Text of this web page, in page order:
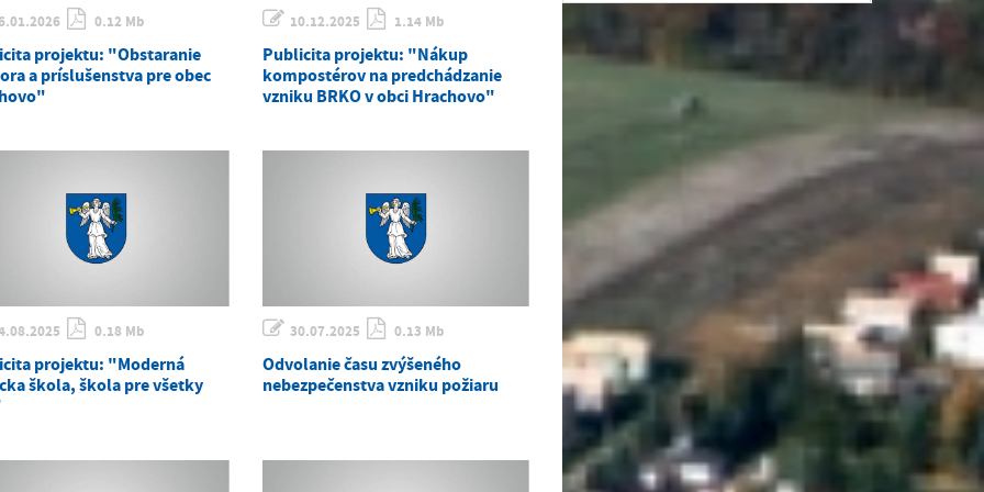
0.12 Mb
projektu: "Obstaranie
a príslušenstva pre obec
10.12.2025 1.14 Mb
Publicita projektu: "Nákup
kompostérov na predchádzanie
vzniku BRKO v obci Hrachovo"
0.18 Mb
projektu: "Moderná
škola, škola pre všetky
30.07.2025 0.13 Mb
Odvolanie času zvýšeného
nebezpečenstva vzniku požiaru